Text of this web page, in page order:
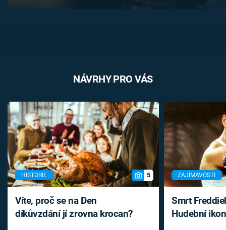
NÁVRHY PRO VÁS
HISTORIE 5
Víte, proč se na Den
díkůvzdání jí zrovna krocan?
ZAJÍMAVOSTI
Smrt
Hudební